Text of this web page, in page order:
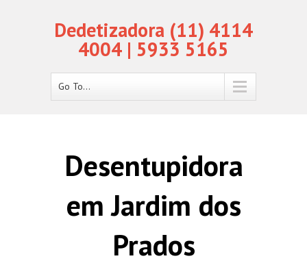
Dedetizadora (11) 4114
4004 | 5933 5165
Go To...
Desentupidora
em Jardim dos
Prados